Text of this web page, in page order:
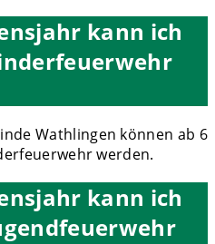
kann ich
Wathlingen können ab 6
werden.
kann ich